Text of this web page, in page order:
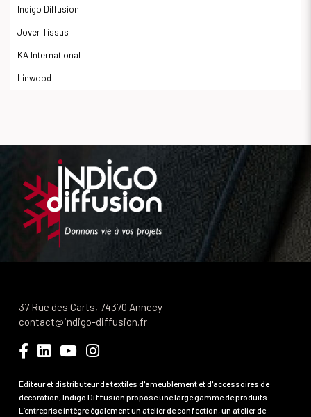
Indigo Diffusion
Jover Tissus
KA International
Linwood
37 Rue des Carts, 74370 Annecy
contact@indigo-diffusion.fr
Editeur et distributeur de textiles d'ameublement et d'accessoires de
décoration, Indigo Diffusion propose une large gamme de produits.
L’entreprise intègre également un atelier de confection, un atelier de